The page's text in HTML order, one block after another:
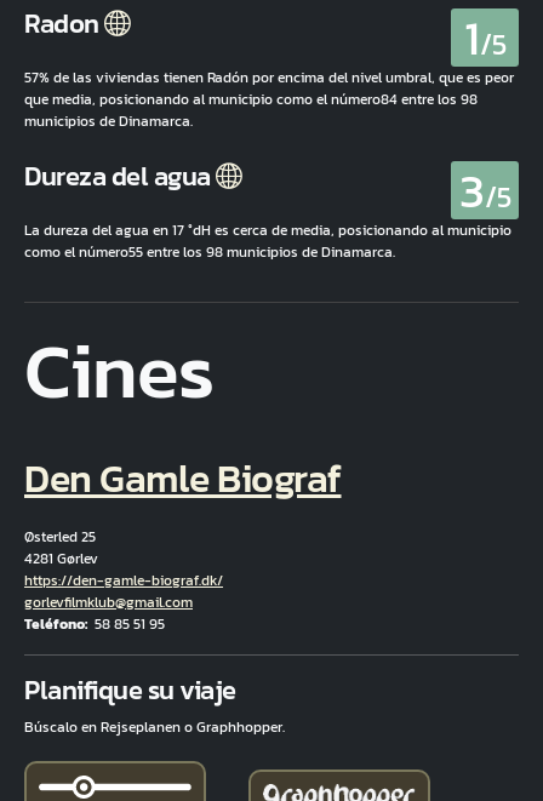
Radon 1/5
57% de las viviendas tienen Radón por encima del nivel umbral, que es peor
que media, posicionando al municipio como el número84 entre los 98
municipios de Dinamarca.
Dureza del agua 3/5
La dureza del agua en 17 °dH es cerca de media, posicionando al municipio
como el número55 entre los 98 municipios de Dinamarca.
Cines
Den Gamle Biograf
Østerled 25
4281 Gørlev
Hjemmeside
https://den-gamle-biograf.dk/
Correo electrónico
gorlevfilmklub@gmail.com
Teléfono 58 85 51 95
Planifique su viaje
Búscalo en Rejseplanen o Graphhopper.